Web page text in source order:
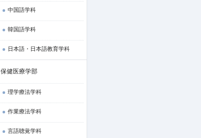
中国語学科
韓国語学科
日本語・日本語教育学科
保健医療学部
理学療法学科
作業療法学科
言語聴覚学科